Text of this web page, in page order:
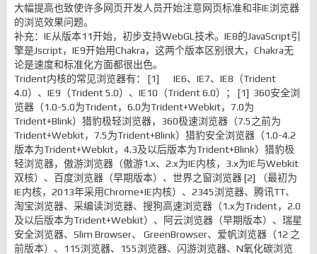
大幅提高也致使许多网页开发人员开始注意网页标准和非IE浏览器
的浏览效果问题。
补充：IE从版本11开始，初步支持WebGL技术。IE8的JavaScript引
擎是Jscript，IE9开始用Chakra，这两个版本区别很大，Chakra无
论是速度和标准化方面都很出色。
Trident内核的常见浏览器有： [1] IE6、IE7、IE8（Trident
4.0）、IE9（Trident 5.0）、IE10（Trident 6.0）； [1] 360安全浏
览器（1.0-5.0为Trident，6.0为Trident+Webkit，7.0为
Trident+Blink）猎豹极轻浏览器，360极速浏览器（7.5之前为
Trident+Webkit，7.5为Trident+Blink）猎豹安全浏览器（1.0-4.2
版本为Trident+Webkit，4.3及以后版本为Trident+Blink）猎豹极
轻浏览器，傲游浏览器（傲游1.x、2.x为IE内核，3.x为IE与Webkit
双核）、百度浏览器（早期版本）、世界之窗浏览器 [2] （最初为
IE内核，2013年采用Chrome+IE内核）、2345浏览器、腾讯TT、
淘宝浏览器、采编读浏览器、搜狗高速浏览器（1.x为Trident，2.0
及以后版本为Trident+Webkit）、阿云浏览器（早期版本）、瑞星
安全浏览器、Slim Browser、 GreenBrowser、爱帆浏览器（12 之
前版本）、115浏览器、155浏览器、闪游浏览器、N氧化碳浏览